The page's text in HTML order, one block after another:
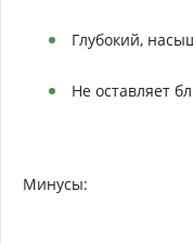
Глубокий,
Не оставляет
Минусы: